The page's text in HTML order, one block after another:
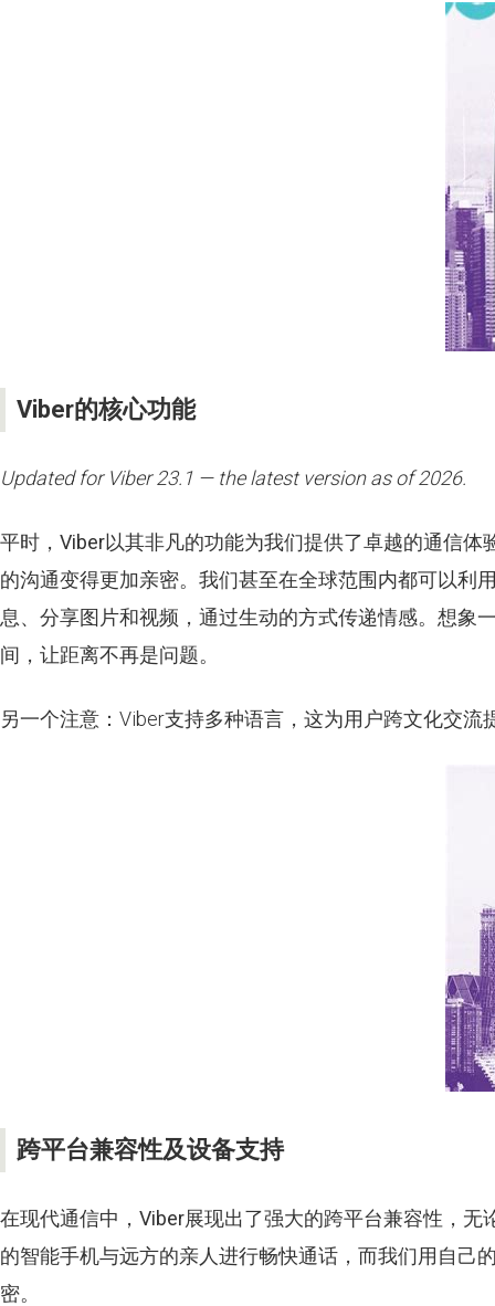
Viber的核心功能
Updated for Viber 23.1 — the latest version as of 2026.
平时， Viber以其非凡的功能为我们提供了卓越的通信体
的沟通变得更加亲密。我们甚至在全球范围内都可以利
息、分享图片和视频，通过生动的方式传递情感。想象
间，让距离不再是问题。
另一个注意：Viber支持多种语言，这为用户跨文化交流
跨平台兼容性及设备支持
在现代通信中， Viber展现出了强大的跨平台兼容性 ，无
的智能手机与远方的亲人进行畅快通话，而我们用自己
密。